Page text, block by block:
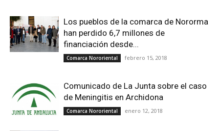
Los pueblos de la comarca de Nororma
han perdido 6,7 millones de
financiación desde...
Comarca Nororiental febrero 15, 2018
Comunicado de La Junta sobre el caso
de Meningitis en Archidona
Comarca Nororiental enero 12, 2018